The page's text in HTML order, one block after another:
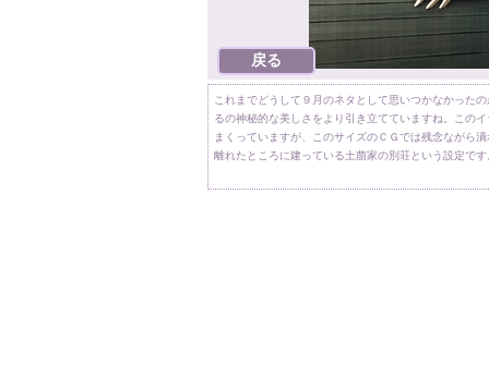
これまでどうして９月のネタとして思いつかなかった
るの神秘的な美しさをより引き立てていますね。この
まくっていますが、このサイズのＣＧでは残念ながら
離れたところに建っている土萠家の別荘という設定で